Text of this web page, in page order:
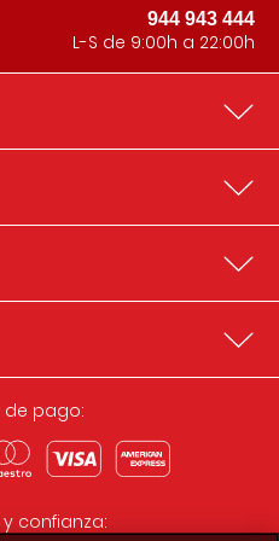
944 943 444
L-S de 9:00h a 22:00h
de pago:
confianza: